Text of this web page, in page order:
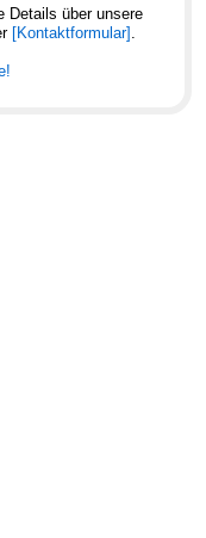
Details über unsere
[Kontaktformular] .